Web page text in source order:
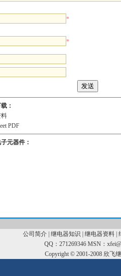
*
*
：
料
PDF
元器件：
公司简介| 继电器知识 继电器资料|
QQ：271269346 MSN：
Copyright © 2001-2008 欣飞